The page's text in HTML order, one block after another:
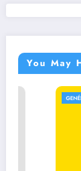
You May